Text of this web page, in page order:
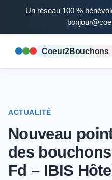
Un réseau 100 %
Coeur2Bouchons
ACTUALITÉ
Nouveau
des
Fd – IBIS